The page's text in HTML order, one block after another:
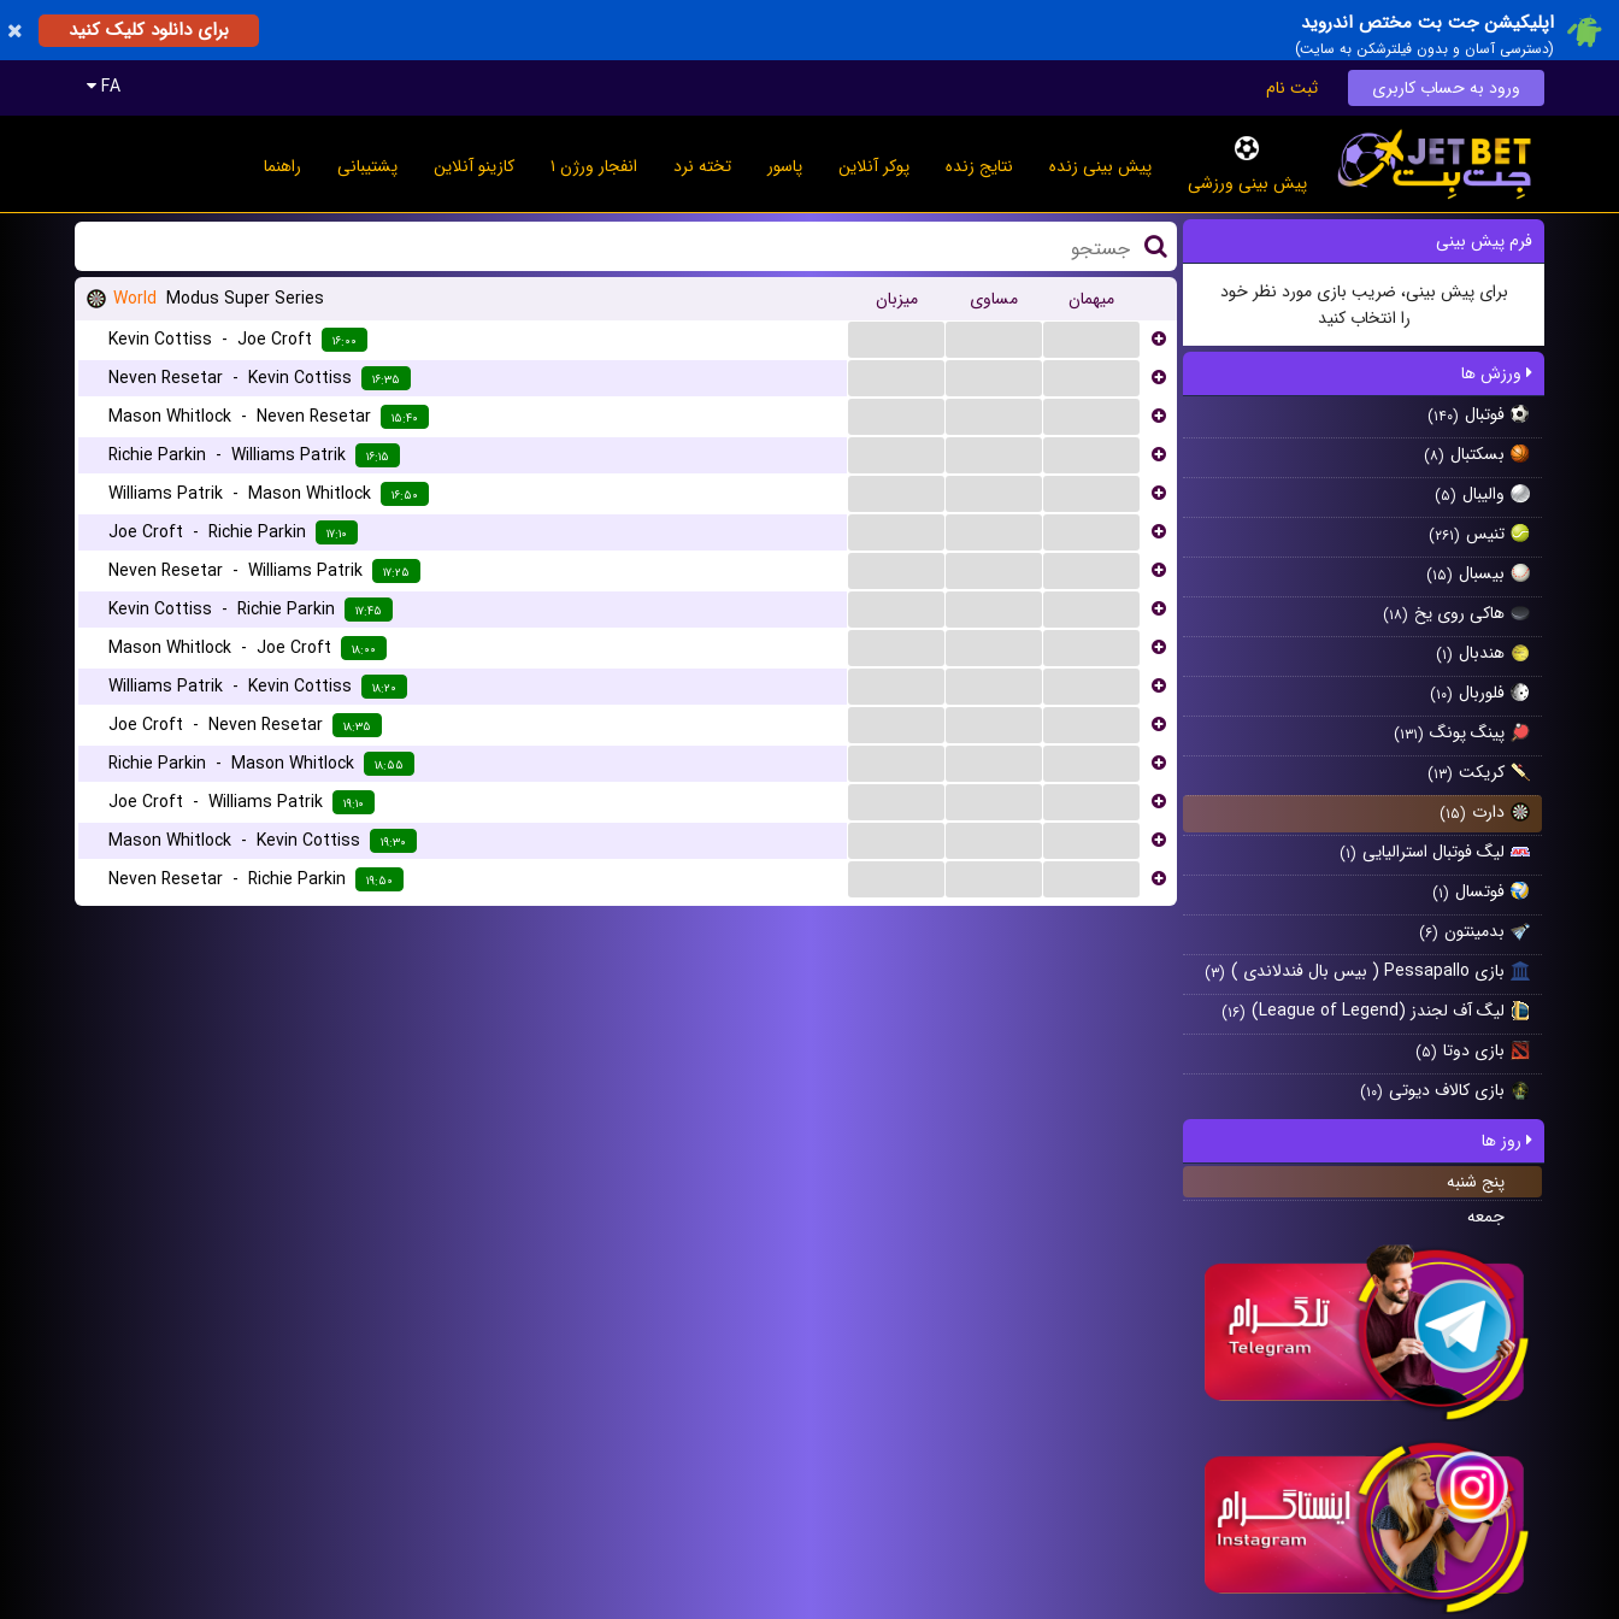
اپلیکیشن جت بت مختص اندروید
(دسترسی آسان و بدون فیلترشکن به سایت)
برای دانلود کلیک کنید
FA ورود به حساب کاربری ثبت نام
پیش بینی ورزشی
پیش بینی زنده نتایج زنده پوکر آنلاین پاسور تخته نرد انفجار ورژن ۱ کازینو آنلاین پشتیبانی راهنما
فرم پیش بینی
برای پیش بینی، ضریب بازی مورد نظر خود
را انتخاب کنید
ورزش ها
فوتبال (۱۴۰)
بسکتبال (۸)
والیبال (۵)
تنیس (۲۶۱)
بیسبال (۱۵)
هاکی روی یخ (۱۸)
هندبال (۱)
فلوربال (۱۰)
پینگ پونگ (۱۳۱)
کریکت (۱۳)
دارت (۱۵)
لیگ فوتبال استرالیایی (۱)
فوتسال (۱)
بدمینتون (۶)
بازی Pessapallo ( بیس بال فندلاندی ) (۳)
لیگ آف لجندز (League of Legend) (۱۶)
بازی دوتا (۵)
بازی کالاف دیوتی (۱۰)
روز ها
پنج شنبه
جمعه
World Modus Super Series میزبان مساوی
میهمان
Kevin Cottiss - Joe Croft ۱۶:۰۰
Neven Resetar - Kevin Cottiss ۱۶:۳۵
Mason Whitlock - Neven Resetar ۱۵:۴۰
Richie Parkin - Williams Patrik ۱۶:۱۵
Williams Patrik - Mason Whitlock ۱۶:۵۰
Joe Croft - Richie Parkin ۱۷:۱۰
Neven Resetar - Williams Patrik ۱۷:۲۵
Kevin Cottiss - Richie Parkin ۱۷:۴۵
Mason Whitlock - Joe Croft ۱۸:۰۰
Williams Patrik - Kevin Cottiss ۱۸:۲۰
Joe Croft - Neven Resetar ۱۸:۳۵
Richie Parkin - Mason Whitlock ۱۸:۵۵
Joe Croft - Williams Patrik ۱۹:۱۰
Mason Whitlock - Kevin Cottiss ۱۹:۳۰
Neven Resetar - Richie Parkin ۱۹:۵۰